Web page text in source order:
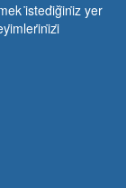
i̇stedi̇ği̇ni̇z yer